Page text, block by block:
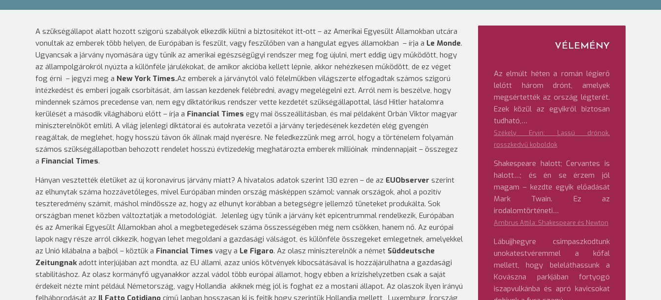
A szükségállapot alatt hozott szigorú szabályok elkezdik kiütni a biztosítékot itt-ott – az Amerikai Egyesült Államokban utcára
vonultak az emberek több helyen, de Európában is feszült, vagy feszülőben van a hangulat egyes államokban – írja a Le Monde.
Ugyancsak a járvány nyomására úgy tűnik az amerikai egészségügyi rendszer meg fog újulni, mert eddig úgy működött, hogy
az állampolgárokról nyúzta a különféle járulékokat, de amikor akcióba kellett lépnie, akkor nehézkesen működött, de ez véget
fog érni – jegyzi meg a New York Times.Az emberek a járványtól való félelmükben világszerte elfogadtak számos szigorú
intézkedést és emberi jogaik csorbítását, ám lassan kezdenek felébredni, avagy megelégelni ezt. Arról nem is beszélve, hogy
mindennek számos precedense van, nem egy diktatórikus rendszer vette kezdetét szükségállapottal, lásd Hitler hatalomra
kerülését a második világháború előtt – írja a Financial Times egy mai összeállításban, és mai példaként Orbán Viktor magyar
miniszterelnököt említi. A világ jelenlegi diktátorai és autokrata vezetői a járvány terjedésének kezdetén elég gyengén
reagáltak, de meglehet, hogy hosszú távon ők állnak majd nyerésre. Ne feledkezzünk meg arról, hogy a történelem folyamán
számos szükségállapotban behozott rendelet hosszú évtizedekig meghatározta emberek millióinak mindennapjait – összegez
a Financial Times.
Hányan vesztették életüket az új koronavírus járvány miatt? A hivatalos adatok szerint 130 ezren – de az EUObserver szerint
az elhunytak száma hozzávetőleges, mivel Európában minden ország másképpen számol: vannak országok, ahol a pozitív
teszteredmény számít, máshol mindössze az, hogy az elhunyt korábban a betegségre jellemző tüneteket produkálta. Sok
országban menet közben változtatják a metodológiát. Jelenleg úgy tűnik a járvány két epicentrummal rendelkezik, Európában
és az Amerikai Egyesült Államokban ahol a megbetegedések száma összességében még nem csökken, hanem nő. Az európai
lapok nagy része arról cikkezik, hogyan lehet megoldani a gazdasági válságot, és különféle összegeket emlegetnek, amelyekkel
az Unió kilábalna a bajból – köztük a Financial Times vagy a Le Figaro. Az olasz miniszterelnök a német Süddeutsche
Zeitungnakadott interjújában azt mondta, az EU állami, azaz uniós kötvények kibocsátásával is hozzájárulhatna a gazdasági
stabilitáshoz. Az olasz kormányfő ugyanakkor azzal vádol több európai államot, hogy ebben a krízishelyzetben csak a saját
érdekeit nézte mint például Németország, vagy Hollandia akiknek még jól is foghat ez a mostani állapot. Az olaszok ilyen irányú
felháborodását az Il Fatto Cotidiano című lapban hosszasan ki is fejtik hogy szerintük Hollandia mellett, Luxemburg, Írország
VÉLEMÉNY
Az elmúlt héten a román légierő
lelőtt három drónt, amelyek
megsértették az ország légterét.
Ezek közül az egyikről biztosan
tudható,…
Székely Ervin: Lassú drónok,
rosszkedvű koboldok
Shakespeare halott; Cervantes is
halott…; és én se érzem jól
magam – kezdte egyik előadását
Mark Twain. Ez az
irodalomtörténeti…
Ambrus Attila: Shakespeare és Newton
Lábujjhegyre csimpaszkodtunk
unokatestvéremmel a kőfal
mellett, hogy beleláthassunk a
Kovászna parkjában fortyogó
iszapvulkánba és apró kavicsokat